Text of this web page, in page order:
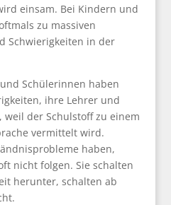
einsam. Bei Kindern und
zu massiven
Schwierigkeiten in der
Schülerinnen haben
ihre Lehrer und
der Schulstoff zu einem
vermittelt wird.
haben,
nicht folgen. Sie schalten
herunter, schalten ab